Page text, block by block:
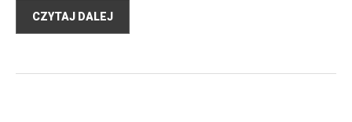
CZYTAJ DALEJ